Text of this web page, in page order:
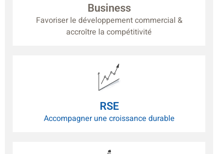
Business
Favoriser le développement commercial &
accroître la compétitivité
RSE
Accompagner une croissance durable